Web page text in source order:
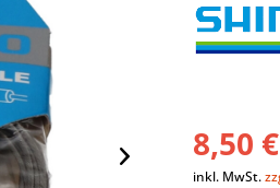
8,50
inkl. MwSt.